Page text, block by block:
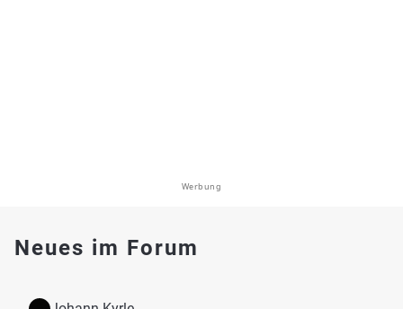
Werbung
Neues im Forum